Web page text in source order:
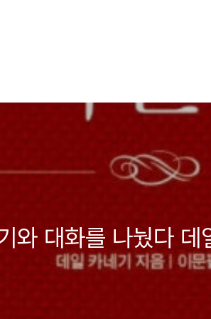
와 대화를 나눴다 데